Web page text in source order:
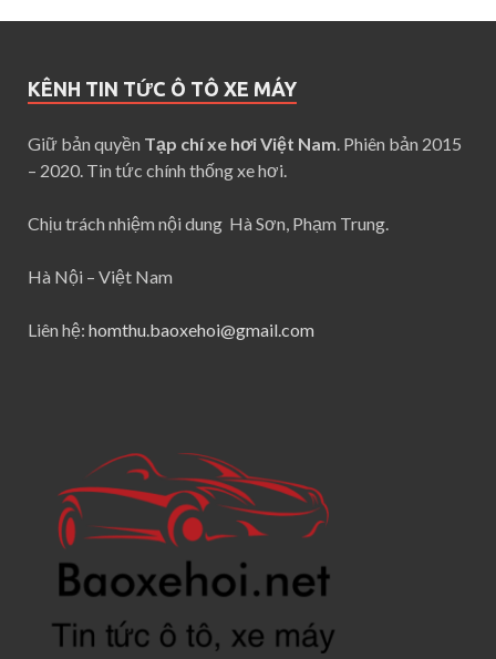
KÊNH TIN TỨC Ô TÔ XE MÁY
Giữ bản quyền Tạp chí xe hơi Việt Nam. Phiên bản 2015
– 2020. Tin tức chính thống xe hơi.
Chịu trách nhiệm nội dung Hà Sơn, Phạm Trung.
Hà Nội – Việt Nam
Liên hệ: homthu.baoxehoi@gmail.com